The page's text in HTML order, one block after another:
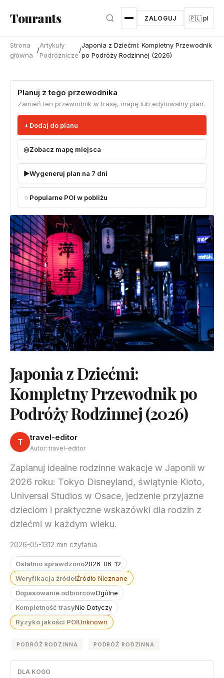
Tourants ZALOGUJ 🇵🇱 pl
Strona
główna
/
Artykuły
Podróżnicze
/
Japonia z Dziećmi: Kompletny Przewodnik
po Podróży Rodzinnej (2026)
Planuj z tego przewodnika
Zamień ten przewodnik w trasę, mapę lub edytowalny plan.
Dodaj do planu
Zobacz mapę miejsca
Wygeneruj plan na 7 dni
Popularne POI w pobliżu
Japonia z Dziećmi:
Kompletny Przewodnik po
Podróży Rodzinnej (2026)
T travel-editor
Autor: travel-editor
Zaplanuj idealne rodzinne wakacje w Japonii w
2026 roku: Tokyo Disneyland, świątynie Kioto,
Universal Studios w Osace, jedzenie przyjazne
dzieciom i praktyczne wskazówki dla rodzin z
dziećmi w każdym wieku.
2026-05-1312 min czytania
Ostatnio sprawdzono2026-06-12
Weryfikacja źródełŹródło Nieznane
Dopasowanie odbiorcówOgólne
Kompletność trasyNie Dotyczy
Ryzyko jakości POIUnknown
PODRÓŻ RODZINNA PODRÓŻ RODZINNA
DLA KOGO